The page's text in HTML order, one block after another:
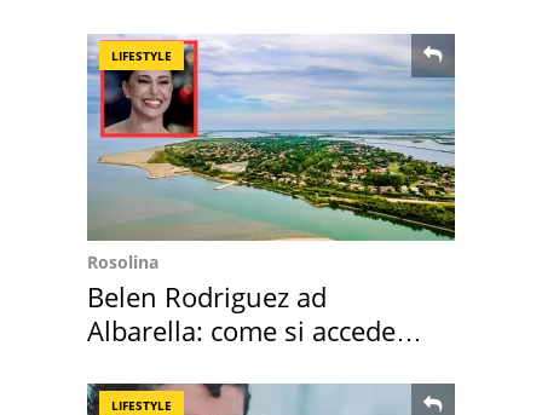
LIFESTYLE
Rosolina
Belen Rodriguez ad
Albarella: come si accede
LIFESTYLE